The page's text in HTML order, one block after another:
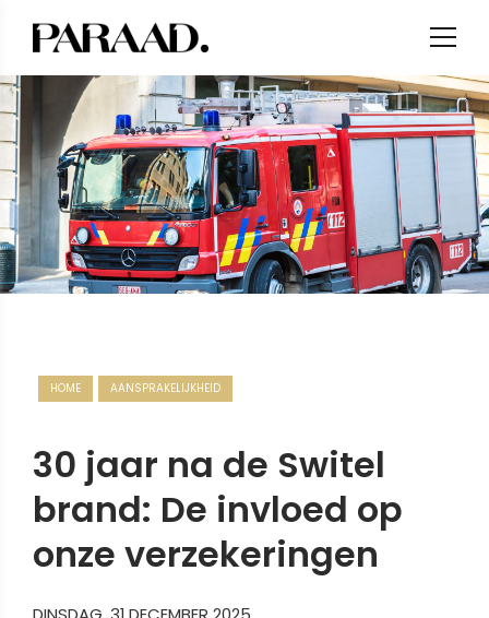
HOME AANSPRAKELIJKHEID
30 jaar na de Switel
brand: De invloed op
onze verzekeringen